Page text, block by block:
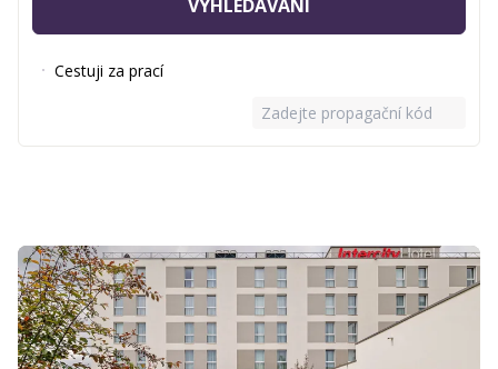
VYHLEDÁVÁNÍ
Cestuji za prací
Zadejte propagační kód